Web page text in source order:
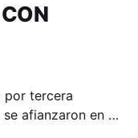
por tercera
afianzaron en el